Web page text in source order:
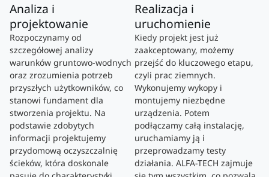
Analiza i
projektowanie
Rozpoczynamy od
szczegółowej analizy
warunków gruntowo-wodnych
oraz zrozumienia potrzeb
przyszłych użytkowników, co
stanowi fundament dla
stworzenia projektu. Na
podstawie zdobytych
informacji projektujemy
przydomową oczyszczalnię
ścieków, która doskonale
Realizacja i
uruchomienie
Kiedy projekt jest już
zaakceptowany, możemy
przejść do kluczowego etapu,
czyli prac ziemnych.
Wykonujemy wykopy i
montujemy niezbędne
urządzenia. Potem
podłączamy całą instalację,
uruchamiamy ją i
przeprowadzamy testy
działania. ALFA-TECH zajmuje